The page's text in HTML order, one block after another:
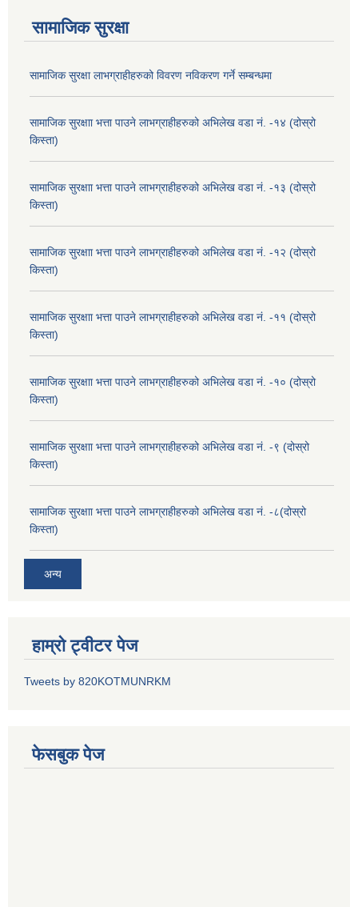
सामाजिक सुरक्षा
सामाजिक सुरक्षा लाभग्राहीहरुको विवरण नविकरण गर्ने सम्बन्धमा
सामाजिक सुरक्षाा भत्ता पाउने लाभग्राहीहरुको अभिलेख वडा नं. -१४ (दोस्रो
किस्ता)
सामाजिक सुरक्षाा भत्ता पाउने लाभग्राहीहरुको अभिलेख वडा नं. -१३ (दोस्रो
किस्ता)
सामाजिक सुरक्षाा भत्ता पाउने लाभग्राहीहरुको अभिलेख वडा नं. -१२ (दोस्रो
किस्ता)
सामाजिक सुरक्षाा भत्ता पाउने लाभग्राहीहरुको अभिलेख वडा नं. -११ (दोस्रो
किस्ता)
सामाजिक सुरक्षाा भत्ता पाउने लाभग्राहीहरुको अभिलेख वडा नं. -१० (दोस्रो
किस्ता)
सामाजिक सुरक्षाा भत्ता पाउने लाभग्राहीहरुको अभिलेख वडा नं. -९ (दोस्रो
किस्ता)
सामाजिक सुरक्षाा भत्ता पाउने लाभग्राहीहरुको अभिलेख वडा नं. -८(दोस्रो
किस्ता)
अन्य
हाम्रो ट्वीटर पेज
Tweets by 820KOTMUNRKM
फेसबुक पेज